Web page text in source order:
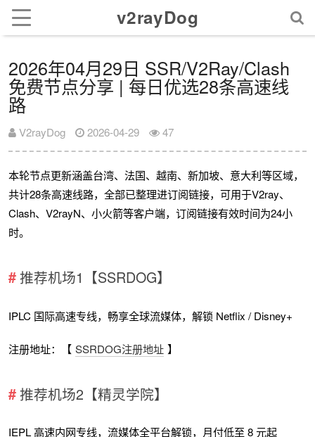
v2rayDog
2026年04月29日 SSR/V2Ray/Clash
免费节点分享 | 每日优选28条高速线
路
V2rayDog 2026-04-29 47
本轮节点更新涵盖台湾、法国、越南、新加坡、意大利等区域，
共计28条高速线路，全部已整理进订阅链接，可用于V2ray、
Clash、V2rayN、小火箭等客户端，订阅链接有效时间为24小
时。
推荐机场1【SSRDOG】
IPLC 国际高速专线，畅享全球流媒体，解锁 Netflix / Disney+
注册地址：【 SSRDOG注册地址 】
推荐机场2【精灵学院】
IEPL 高速内网专线，流媒体全平台解锁，月付低至 8 元起